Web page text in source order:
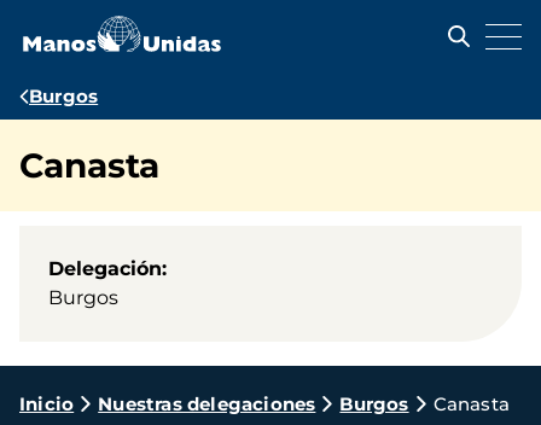
contenido
Ruta
navegación
Burgos
Canasta
Delegación
Burgos
Ruta
Inicio Nuestras delegaciones Burgos Canasta